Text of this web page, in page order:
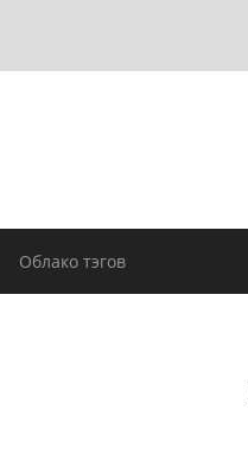
Облако тэгов